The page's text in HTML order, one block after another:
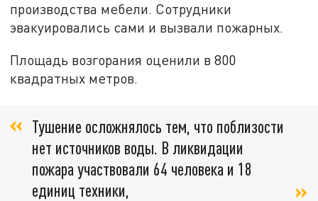
производства мебели. Сотрудники
эвакуировались сами и вызвали пожарных.
Площадь возгорания оценили в 800
квадратных метров.
Тушение осложнялось тем, что поблизости
нет источников воды. В ликвидации
пожара участвовали 64 человека и 18
единиц техники,